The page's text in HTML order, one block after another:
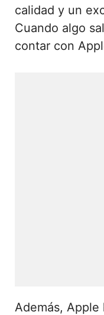
calidad y un
Cuando algo
contar con
Además,